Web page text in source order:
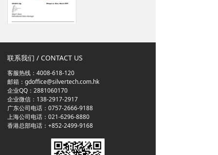
联系我们 / CONTACT US
客服热线：4008-618-120
邮箱：gdoffice@silvertech.com.hk
企业QQ：2881060170
企业微信：138-2917-2917
广东公司电话：0757-2666-9188
上海公司电话：021-6296-8880
香港总部电话：+852-2499-9168